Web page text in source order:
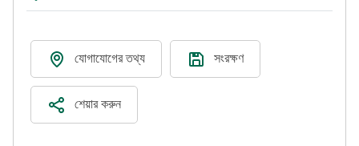
যোগাযোগের তথ্য সংরক্ষণ
শেয়ার করুন